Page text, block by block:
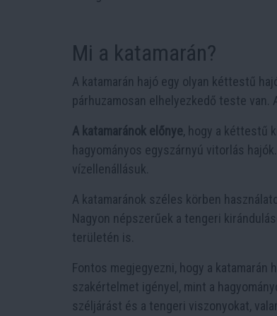
Mi a katamarán?
A katamarán hajó egy olyan kéttestű
párhuzamosan elhelyezkedő teste van.
A katamaránok előnye, hogy a kéttestű
hagyományos egyszárnyú vitorlás
vízellenállásuk.
A katamaránok széles körben
Nagyon népszerűek a tengeri
területén is.
Fontos megjegyezni, hogy a
szakértelmet igényel, mint a
széljárást és a tengeri viszonyokat,